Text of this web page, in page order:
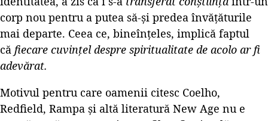
corp nou pentru a putea să-și predea învățăturile
mai departe. Ceea ce, bineînțeles, implică faptul
că fiecare cuvințel despre spiritualitate de acolo ar fi
adevărat.
Motivul pentru care oamenii citesc Coelho,
Redfield, Rampa și altă literatură New Age nu e